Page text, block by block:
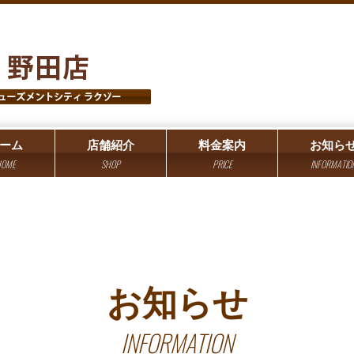
ム 店舗紹介
SHOP
料金案内
PRICE
お知ら
お知らせ
INFORMATION